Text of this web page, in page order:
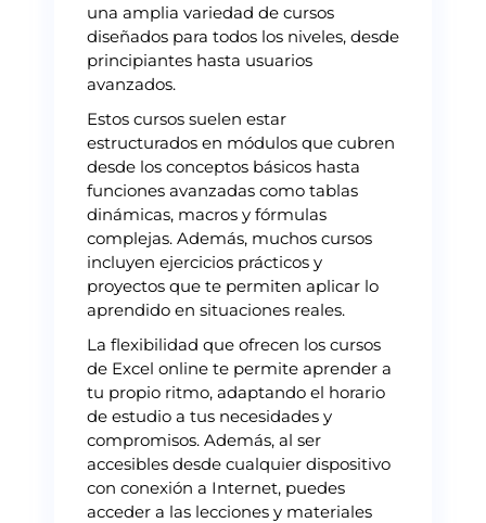
una amplia variedad de cursos
diseñados para todos los niveles, desde
principiantes hasta usuarios
avanzados.
Estos cursos suelen estar
estructurados en módulos que cubren
desde los conceptos básicos hasta
funciones avanzadas como tablas
dinámicas, macros y fórmulas
complejas. Además, muchos cursos
incluyen ejercicios prácticos y
proyectos que te permiten aplicar lo
aprendido en situaciones reales.
La flexibilidad que ofrecen los cursos
de Excel online te permite aprender a
tu propio ritmo, adaptando el horario
de estudio a tus necesidades y
compromisos. Además, al ser
accesibles desde cualquier dispositivo
con conexión a Internet, puedes
acceder a las lecciones y materiales